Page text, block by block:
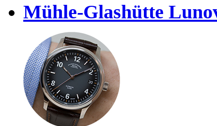
Mühle-Glashütte